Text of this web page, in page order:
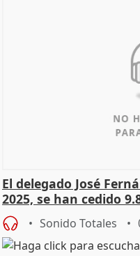
El delegado José
2025, se han cedido
Sonido Totales